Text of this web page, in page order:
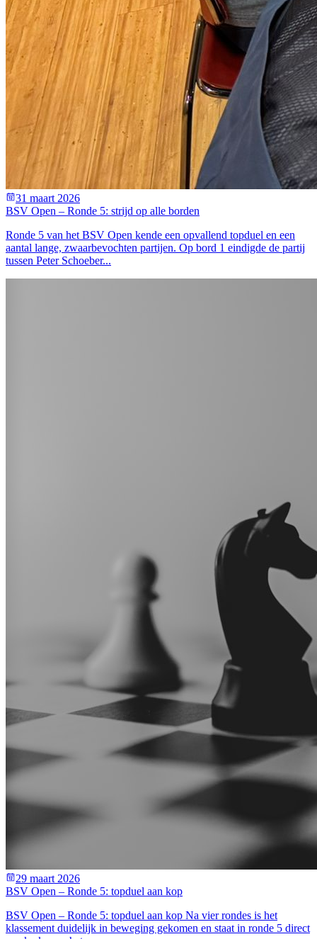
31 maart 2026
BSV Open – Ronde 5: strijd op alle borden
Ronde 5 van het BSV Open kende een opvallend topduel en een
aantal lange, zwaarbevochten partijen. Op bord 1 eindigde de partij
tussen Peter Schoeber...
29 maart 2026
BSV Open – Ronde 5: topduel aan kop
BSV Open – Ronde 5: topduel aan kop Na vier rondes is het
klassement duidelijk in beweging gekomen en staat in ronde 5 direct